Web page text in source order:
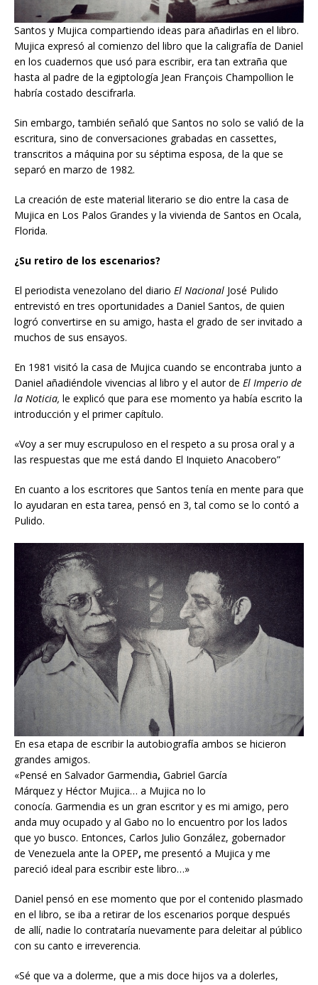
Santos y Mujica compartiendo ideas para añadirlas en el libro.
Mujica expresó al comienzo del libro que la caligrafía de Daniel
en los cuadernos que usó para escribir, era tan extraña que
hasta al padre de la egiptología Jean François Champollion le
habría costado descifrarla.
Sin embargo, también señaló que Santos no solo se valió de la
escritura, sino de conversaciones grabadas en cassettes,
transcritos a máquina por su séptima esposa, de la que se
separó en marzo de 1982.
La creación de este material literario se dio entre la casa de
Mujica en Los Palos Grandes y la vivienda de Santos en Ocala,
Florida.
¿Su retiro de los escenarios?
El periodista venezolano del diario El Nacional José Pulido
entrevistó en tres oportunidades a Daniel Santos, de quien
logró convertirse en su amigo, hasta el grado de ser invitado a
muchos de sus ensayos.
En 1981 visitó la casa de Mujica cuando se encontraba junto a
Daniel añadiéndole vivencias al libro y el autor de El Imperio de
la Noticia, le explicó que para ese momento ya había escrito la
introducción y el primer capítulo.
«Voy a ser muy escrupuloso en el respeto a su prosa oral y a
las respuestas que me está dando El Inquieto Anacobero”
En cuanto a los escritores que Santos tenía en mente para que
lo ayudaran en esta tarea, pensó en 3, tal como se lo contó a
Pulido.
En esa etapa de escribir la autobiografía ambos se hicieron
grandes amigos.
«Pensé en Salvador Garmendia, Gabriel García
Márquez y Héctor Mujica… a Mujica no lo
conocía. Garmendia es un gran escritor y es mi amigo, pero
anda muy ocupado y al Gabo no lo encuentro por los lados
que yo busco. Entonces, Carlos Julio González, gobernador
de Venezuela ante la OPEP, me presentó a Mujica y me
pareció ideal para escribir este libro…»
Daniel pensó en ese momento que por el contenido plasmado
en el libro, se iba a retirar de los escenarios porque después
de allí, nadie lo contrataría nuevamente para deleitar al público
con su canto e irreverencia.
«Sé que va a dolerme, que a mis doce hijos va a dolerles,